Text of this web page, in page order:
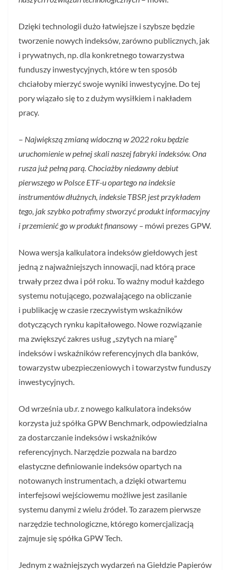
Dzięki technologii dużo łatwiejsze i szybsze będzie
tworzenie nowych indeksów, zarówno publicznych, jak
i prywatnych, np. dla konkretnego towarzystwa
funduszy inwestycyjnych, które w ten sposób
chciałoby mierzyć swoje wyniki inwestycyjne. Do tej
pory wiązało się to z dużym wysiłkiem i nakładem
pracy.
– Największą zmianą widoczną w 2022 roku będzie
uruchomienie w pełnej skali naszej fabryki indeksów. Ona
rusza już pełną parą. Chociażby niedawny debiut
pierwszego w Polsce ETF-u opartego na indeksie
instrumentów dłużnych, indeksie TBSP, jest przykładem
tego, jak szybko potrafimy stworzyć produkt informacyjny
i przemienić go w produkt finansowy – mówi prezes GPW.
Nowa wersja kalkulatora indeksów giełdowych jest
jedną z najważniejszych innowacji, nad którą prace
trwały przez dwa i pół roku. To ważny moduł każdego
systemu notującego, pozwalającego na obliczanie
i publikację w czasie rzeczywistym wskaźników
dotyczących rynku kapitałowego. Nowe rozwiązanie
ma zwiększyć zakres usług „szytych na miarę”
indeksów i wskaźników referencyjnych dla banków,
towarzystw ubezpieczeniowych i towarzystw funduszy
inwestycyjnych.
Od września ub.r. z nowego kalkulatora indeksów
korzysta już spółka GPW Benchmark, odpowiedzialna
za dostarczanie indeksów i wskaźników
referencyjnych. Narzędzie pozwala na bardzo
elastyczne definiowanie indeksów opartych na
notowanych instrumentach, a dzięki otwartemu
interfejsowi wejściowemu możliwe jest zasilanie
systemu danymi z wielu źródeł. To zarazem pierwsze
narzędzie technologiczne, którego komercjalizacją
zajmuje się spółka GPW Tech.
Jednym z ważniejszych wydarzeń na Giełdzie Papierów